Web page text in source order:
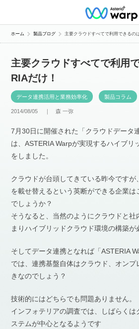
ホーム 製品ブログ 主要クラウドすべてで利用できるの
主要クラウドすべてで利用
RIAだけ！
データ連携活用と業務効率化 製品コラム
2014/08/05 ｜森 一弥
7月30日に開催された「クラウドデータ
は、ASTERIA Warpが実現するハイブリ
をしました。
クラウドが台頭してきている昨今ですが
を載せ替えるという英断ができる企業は
でしょうか？
そうなると、当然のようにクラウドと社
まりハイブリッドクラウド環境の構築が
そしてデータ連携となれば「ASTERIA
では、連携基盤自体はクラウド、オン
きなのでしょう？
技術的にはどちらでも問題ありません。
インフォテリアの調査では、しばらくは
ステムが中心となるようです